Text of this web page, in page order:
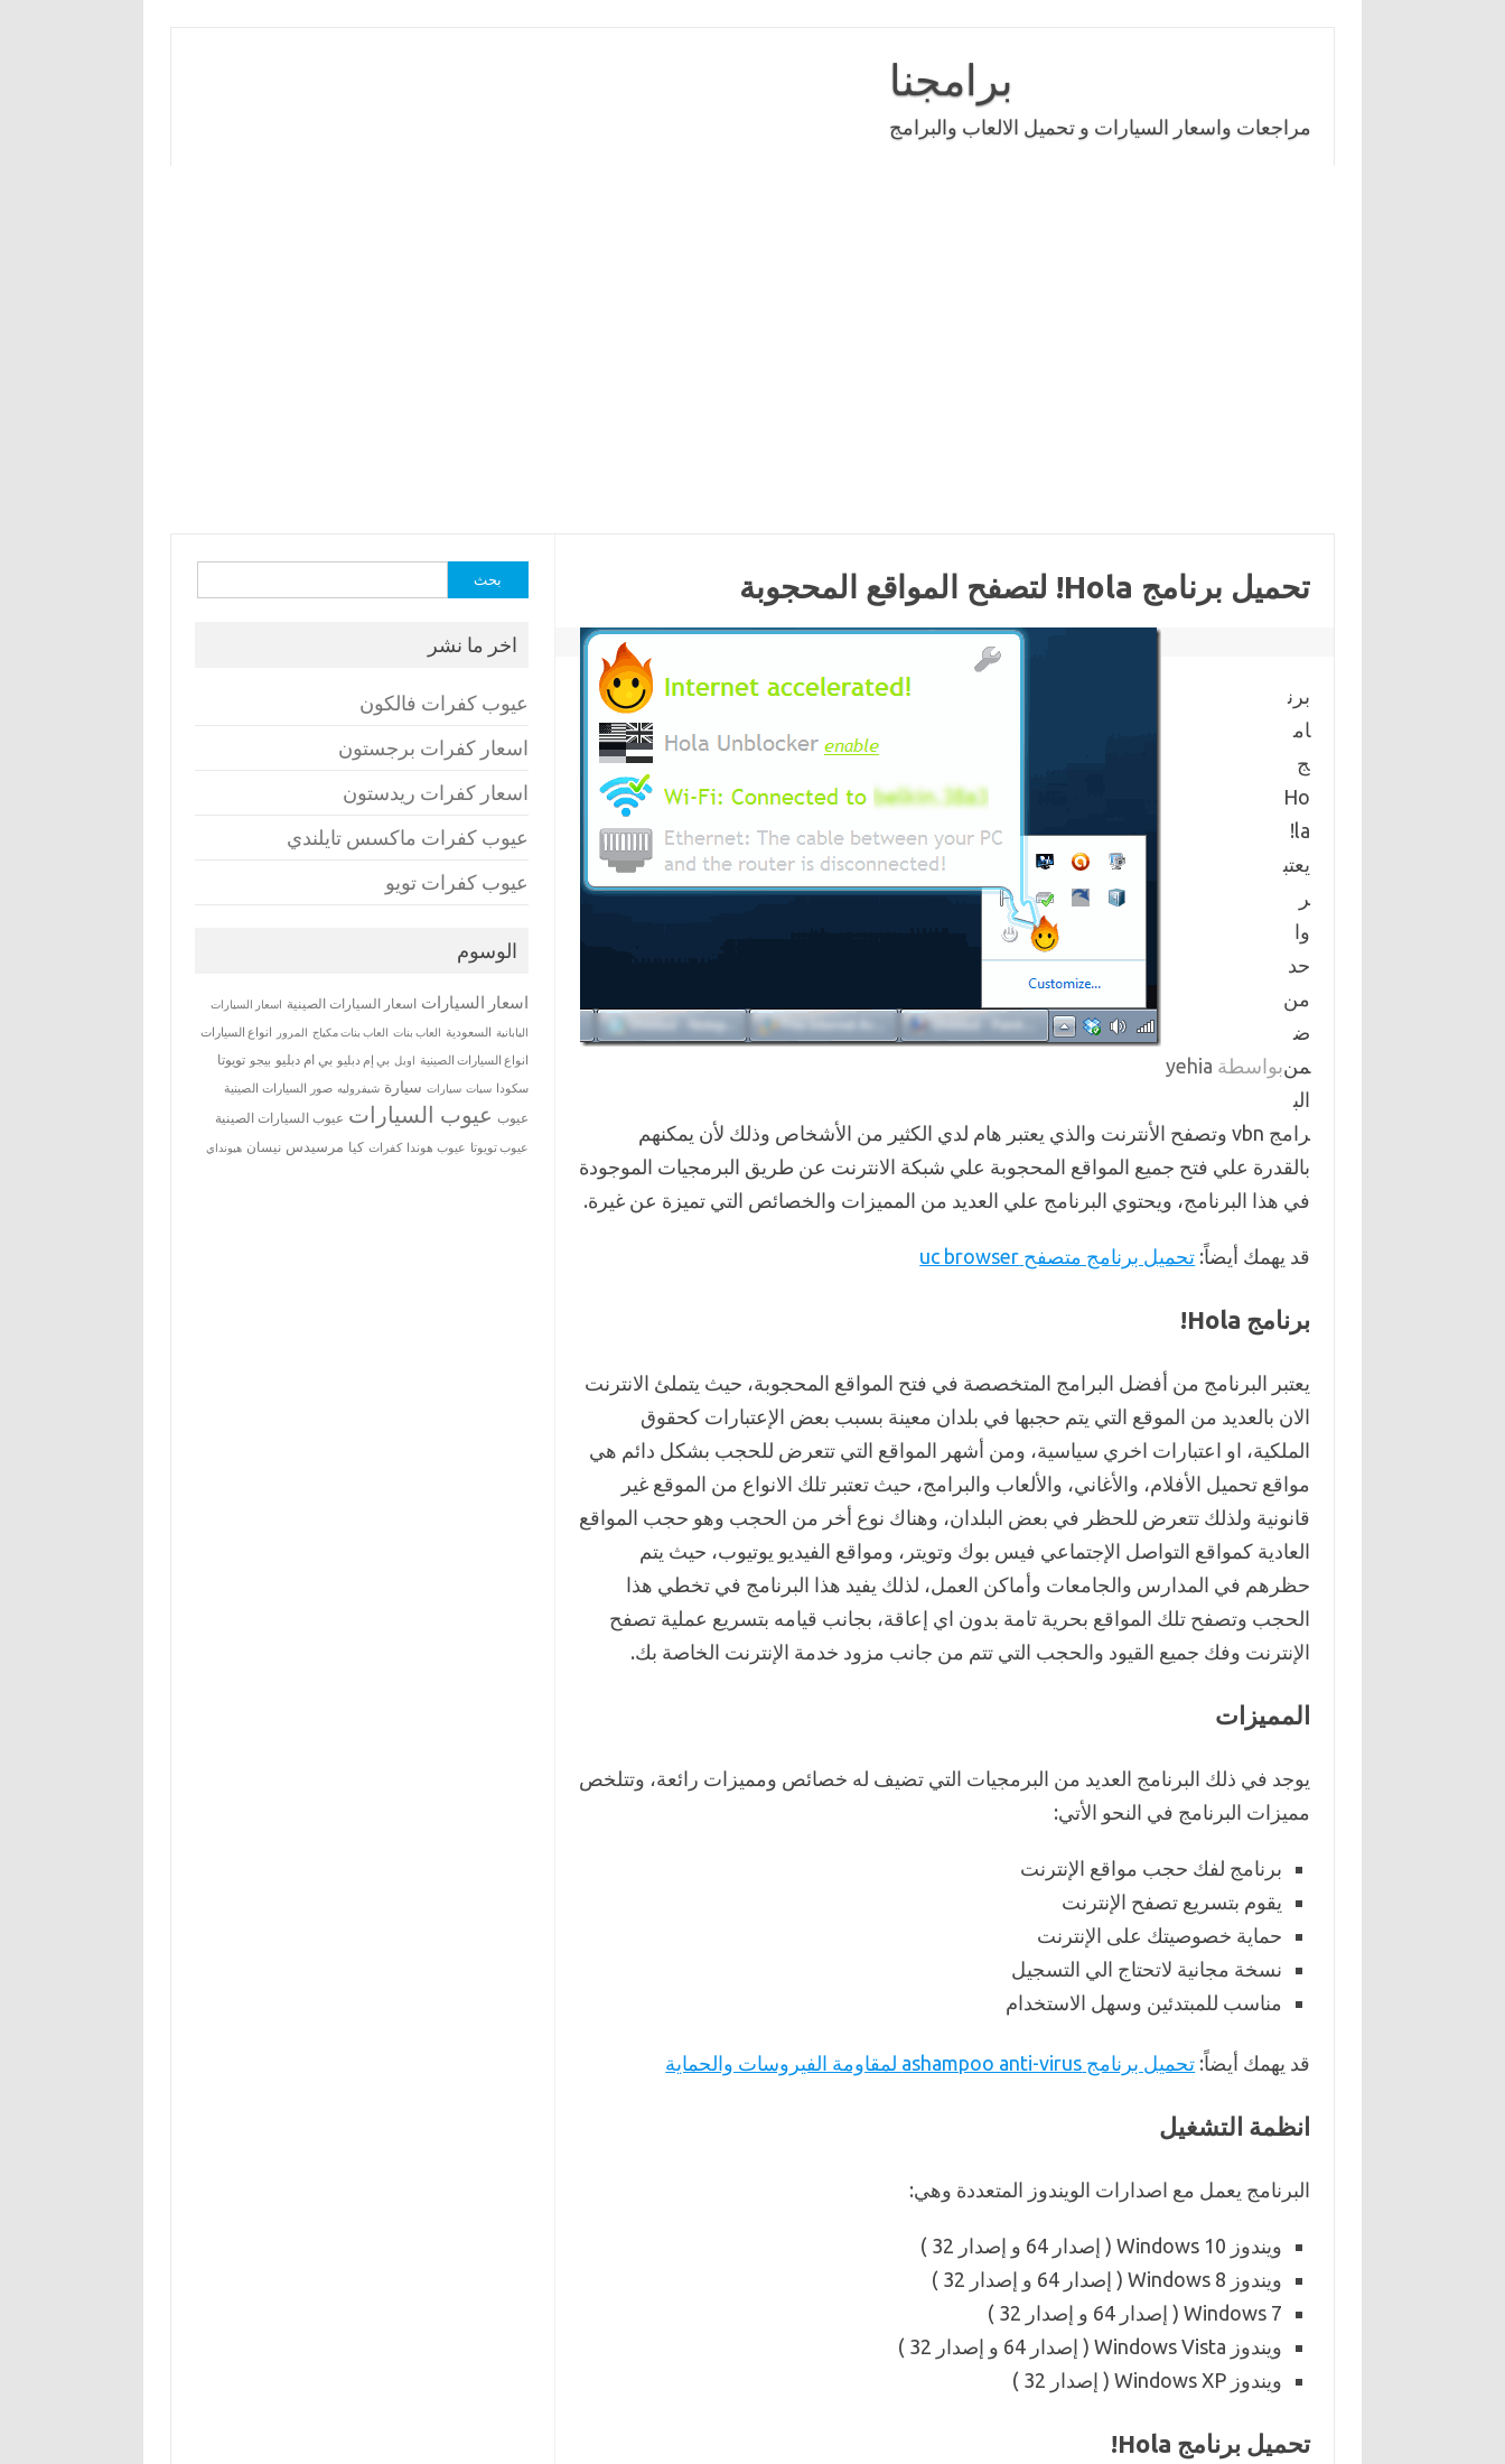
برامجنا
مراجعات واسعار السيارات و تحميل الالعاب والبرامج
تحميل برنامج Hola! لتصفح المواقع المحجوبة
بواسطة yehia
برن
ام
ج
Ho
la!
يعتب
ر
وا
حد
من
ض
من
الب
رامج vbn وتصفح الأنترنت والذي يعتبر هام لدي الكثير من الأشخاص وذلك لأن يمكنهم
بالقدرة علي فتح جميع المواقع المحجوبة علي شبكة الانترنت عن طريق البرمجيات الموجودة
في هذا البرنامج، ويحتوي البرنامج علي العديد من المميزات والخصائص التي تميزة عن غيرة.
قد يهمك أيضاً: تحميل برنامج متصفح uc browser
برنامج Hola!
يعتبر البرنامج من أفضل البرامج المتخصصة في فتح المواقع المحجوبة، حيث يتملئ الانترنت
الان بالعديد من الموقع التي يتم حجبها في بلدان معينة بسبب بعض اﻹعتبارات كحقوق
الملكية، او اعتبارات اخري سياسية، ومن أشهر المواقع التي تتعرض للحجب بشكل دائم هي
مواقع تحميل الأفلام، والأغاني، والألعاب والبرامج، حيث تعتبر تلك الانواع من الموقع غير
قانونية ولذلك تتعرض للحظر في بعض البلدان، وهناك نوع أخر من الحجب وهو حجب المواقع
العادية كمواقع التواصل اﻹجتماعي فيس بوك وتويتر، ومواقع الفيديو يوتيوب، حيث يتم
حظرهم في المدارس والجامعات وأماكن العمل، لذلك يفيد هذا البرنامج في تخطي هذا
الحجب وتصفح تلك المواقع بحرية تامة بدون اي إعاقة، بجانب قيامه بتسريع عملية تصفح
اﻹنترنت وفك جميع القيود والحجب التي تتم من جانب مزود خدمة اﻹنترنت الخاصة بك.
المميزات
يوجد في ذلك البرنامج العديد من البرمجيات التي تضيف له خصائص ومميزات رائعة، وتتلخص
مميزات البرنامج في النحو الأتي:
برنامج لفك حجب مواقع اﻹنترنت
يقوم بتسريع تصفح اﻹنترنت
حماية خصوصيتك على اﻹنترنت
نسخة مجانية لاتحتاج الي التسجيل
مناسب للمبتدئين وسهل الاستخدام
قد يهمك أيضاً: تحميل برنامج ashampoo anti-virus لمقاومة الفيروسات والحماية
انظمة التشغيل
البرنامج يعمل مع اصدارات الويندوز المتعددة وهي:
ويندوز Windows 10 ( إصدار 64 و إصدار 32 )
ويندوز Windows 8 ( إصدار 64 و إصدار 32 )
Windows 7 ( إصدار 64 و إصدار 32 )
ويندوز Windows Vista ( إصدار 64 و إصدار 32 )
ويندوز Windows XP ( إصدار 32 )
تحميل برنامج Hola!
البحث
اخر ما نشر
عيوب كفرات فالكون
اسعار كفرات برجستون
اسعار كفرات ريدستون
عيوب كفرات ماكسس تايلندي
عيوب كفرات تويو
الوسوم
اسعار السيارات اسعار السيارات الصينية اسعار السيارات
اليابانية السعودية العاب بنات العاب بنات مكياج المرور انواع السيارات
انواع السيارات الصينية اوبل بي إم دبليو بي ام دبليو بيجو تويوتا
سكودا سيات سيارات سيارة شيفروليه صور السيارات الصينية
عيوب عيوب السيارات عيوب السيارات الصينية
عيوب تويوتا عيوب هوندا كفرات كيا مرسيدس نيسان هيونداي